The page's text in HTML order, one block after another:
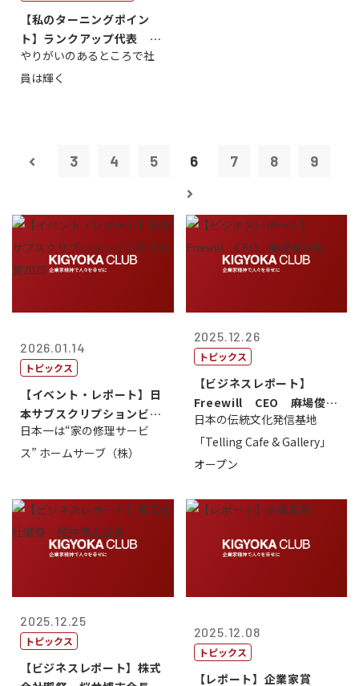
【私のターニングポイン
ト】ランクアップ代表 岩
崎裕美子
やりがいのあるところで社
員は輝く
3 4 5 6 7 8 9
2026.01.14
トピックス
【イベント・レポート】日
本サブスクリプションビジ
ネス大賞20...
日本一は“家の修理サービ
ス” ホームサーブ（株）
2025.12.26
トピックス
【ビジネスレポート】
Freewill CEO 麻場俊行
氏
日本の伝統文化発信基地
「Telling Cafe & Gallery」
オープン
2025.12.25
トピックス
【ビジネスレポート】株式
2025.12.08
トピックス
【レポート】企業家賞